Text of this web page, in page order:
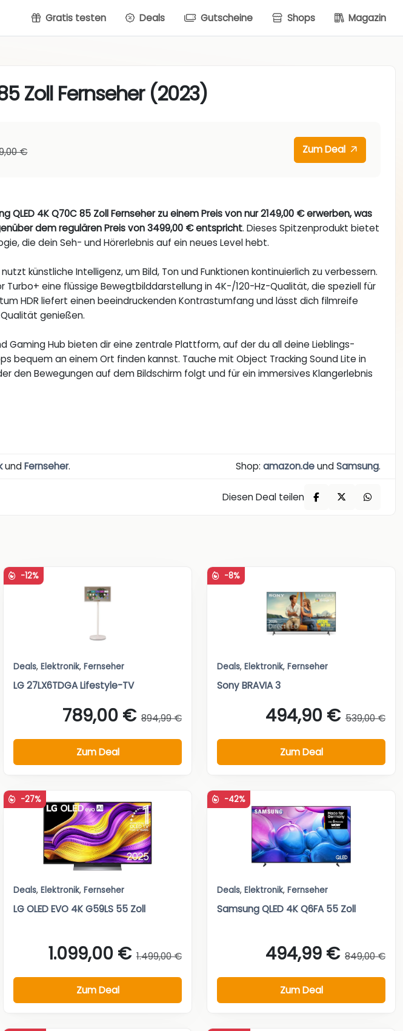
Gratis testen Deals Gutscheine Shops Magazin
Zoll Fernseher (2023)
€ Zum Deal
QLED 4K Q70C 85 Zoll Fernseher zu einem Preis von nur 2149,00 € erwerben, was
dem regulären Preis von 3499,00 € entspricht. Dieses Spitzenprodukt bietet
die dein Seh- und Hörerlebnis auf ein neues Level hebt.
künstliche Intelligenz, um Bild, Ton und Funktionen kontinuierlich zu verbessern.
Turbo+ eine flüssige Bewegtbilddarstellung in 4K-/120-Hz-Qualität, die speziell für
HDR liefert einen beeindruckenden Kontrastumfang und lässt dich filmreife
genießen.
Gaming Hub bieten dir eine zentrale Plattform, auf der du all deine Lieblings-
bequem an einem Ort finden kannst. Tauche mit Object Tracking Sound Lite in
den Bewegungen auf dem Bildschirm folgt und für ein immersives Klangerlebnis
undFernseher. Shop: amazon.deundSamsung.
Diesen Deal teilen
-12%
Deals, Elektronik, Fernseher
LG 27LX6TDGA Lifestyle-TV
789,00 € 894,99 €
Zum Deal
-8%
Deals, Elektronik, Fernseher
Sony BRAVIA 3
494,90 € 539,00 €
Zum Deal
-27%
Deals, Elektronik, Fernseher
LG OLED EVO 4K G59LS 55 Zoll
1.099,00 € 1.499,00 €
Zum Deal
-42%
Deals, Elektronik, Fernseher
Samsung QLED 4K Q6FA 55 Zoll
494,99 € 849,00 €
Zum Deal